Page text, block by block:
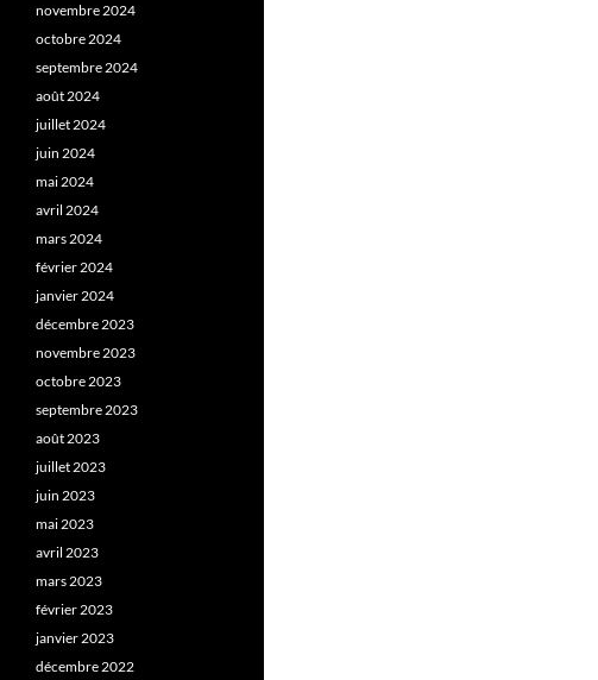
novembre 2024
octobre 2024
septembre 2024
août 2024
juillet 2024
juin 2024
mai 2024
avril 2024
mars 2024
février 2024
janvier 2024
décembre 2023
novembre 2023
octobre 2023
septembre 2023
août 2023
juillet 2023
juin 2023
mai 2023
avril 2023
mars 2023
février 2023
janvier 2023
décembre 2022